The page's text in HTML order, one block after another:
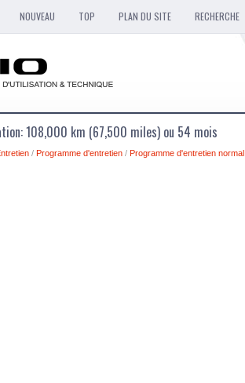
NOUVEAU TOP PLAN DU SITE RECHERCHE
108,000 km (67,500 miles) ou 54 mois
/ Programme d'entretien / Programme d'entretien normal